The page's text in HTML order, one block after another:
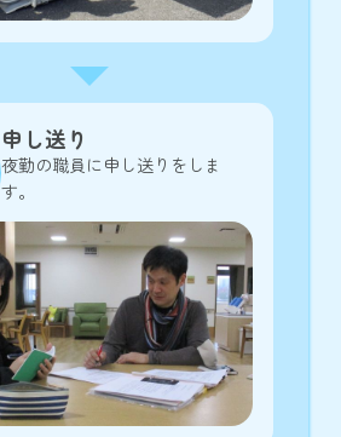
申し送り
夜勤の職員に申し送りをしま
す。